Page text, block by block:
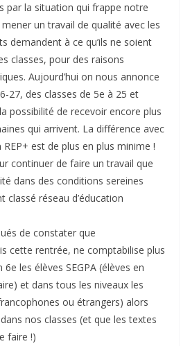
par la situation qui frappe notre
un travail de qualité avec les
demandent à ce qu’ils ne soient
classes, pour des raisons
Aujourd’hui on nous annonce
27, des classes de 5e à 25 et
possibilité de recevoir encore plus
qui arrivent. La différence avec
est de plus en plus minime !
continuer de faire un travail que
dans des conditions sereines
classé réseau d’éducation
de constater que
cette rentrée, ne comptabilise plus
les élèves SEGPA (élèves en
et dans tous les niveaux les
ou étrangers) alors
nos classes (et que les textes
faire !)